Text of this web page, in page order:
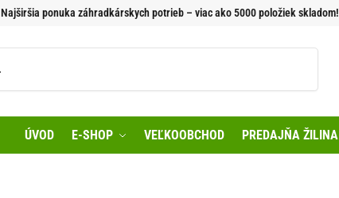
Najširšia ponuka záhradkárskych potrieb – viac ako 5000 položiek skladom!
ÚVOD E-SHOP VEĽKOOBCHOD PREDAJŇA ŽILINA